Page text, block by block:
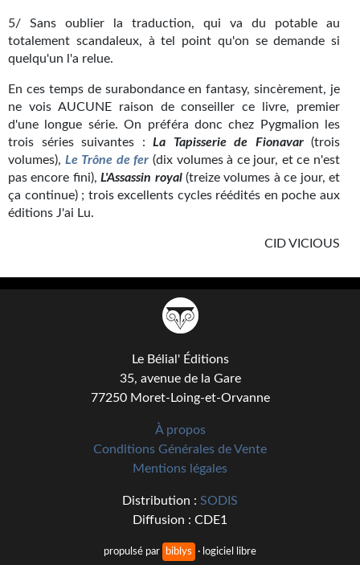
Récompenses
Newsletter
Le Bélial' sur Youtube
LE BLOG BIFROST
Tous les articles
La Bibliothèque orbitale
Journal d'un homme des bois
CONTACT
Soumettre un manuscrit
5/ Sans oublier la traduction, qui va du potable au
totalement scandaleux, à tel point qu'on se demande si
quelqu'un l'a relue.
En ces temps de surabondance en fantasy, sincèrement, je
ne vois AUCUNE raison de conseiller ce livre, premier
d'une longue série. On préféra donc chez Pygmalion les
trois séries suivantes : La Tapisserie de Fionavar(trois
volumes), Le Trône de fer (dix volumes à ce jour, et ce n'est
pas encore fini),L'Assassin royal(treize volumes à ce jour, et
ça continue) ; trois excellents cycles réédités en poche aux
éditions J'ai Lu.
CID VICIOUS
Le Bélial' Éditions
35, avenue de la Gare
77250 Moret-Loing-et-Orvanne
À propos
Conditions Générales de Vente
Mentions légales
Distribution : SODIS
Diffusion : CDE1
propulsé par biblys · logiciel libre